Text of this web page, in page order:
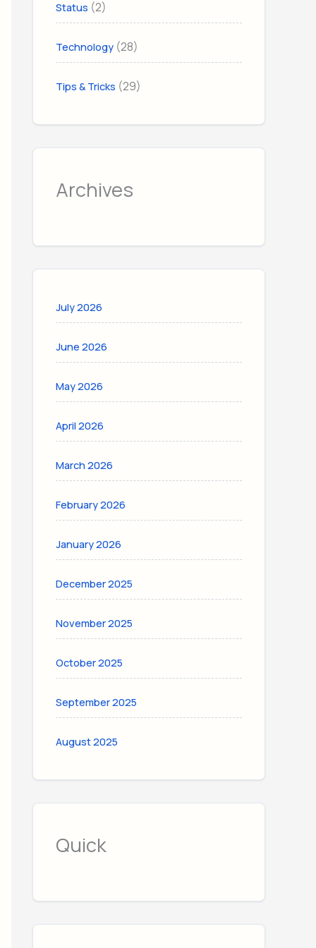
Status (2)
Technology (28)
Tips & Tricks (29)
Archives
July 2026
June 2026
May 2026
April 2026
March 2026
February 2026
January 2026
December 2025
November 2025
October 2025
September 2025
August 2025
Quick